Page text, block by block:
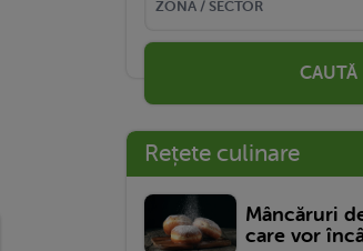
CAUTĂ
Rețete culinare
Mâncăruri
care vor